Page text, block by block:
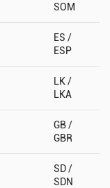
SOM
ES /
ESP
LK /
LKA
GB /
GBR
SD /
SDN